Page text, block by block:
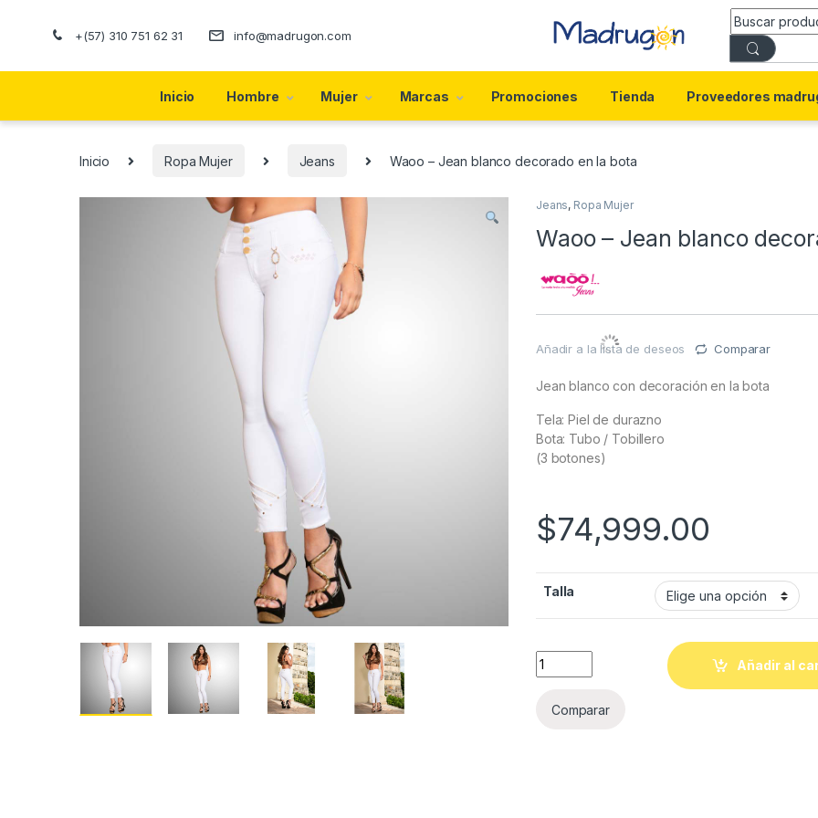
+(57) 310 751 62 31 info@madrugon.com
Inicio Hombre Mujer Marcas Promociones Tienda Proveedores
Inicio Ropa Mujer Jeans Waoo – Jean blanco decorado en la bota
Jeans, Ropa Mujer
Waoo – Jean blanco
Añadir a la lista de deseos Comparar
Jean blanco con decoración en la bota
Tela: Piel de durazno
Bota: Tubo / Tobillero
(3 botones)
$74,999.00
Talla
Quantity
Añadir al
Comparar